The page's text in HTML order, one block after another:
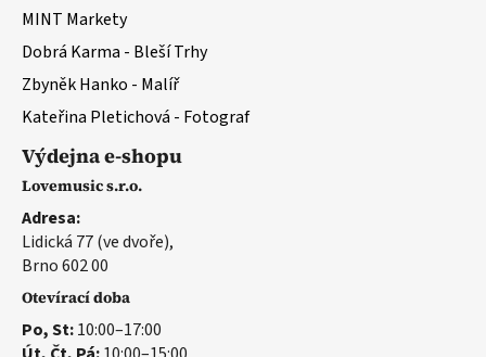
MINT Markety
Dobrá Karma - Bleší Trhy
Zbyněk Hanko - Malíř
Kateřina Pletichová - Fotograf
Výdejna e-shopu
Lovemusic s.r.o.
Adresa:
Lidická 77 (ve dvoře),
Brno 602 00
Otevírací doba
Po, St:10:00–17:00